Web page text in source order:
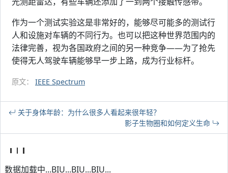
作为一个测试实验这是非常好的，能够尽可能多的测试行
人和设施对车辆的不同行为。也可以把这种世界范围内的
法律完善，视为各国政府之间的另一种竞争——为了抢先
使得无人驾驶车辆能够早一步上路，成为行业标杆。
原文： IEEE Spectrum
关于身体年龄：为什么很多人看起来很年轻？
影子生物圈和如何定义生命
数据加载中...BIU...BIU...BIU...